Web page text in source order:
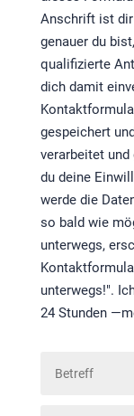
Anschrift ist
genauer du
qualifizierte
dich damit
gespeichert
verarbeitet und
du deine
werde die
so bald wie
unterwegs,
unterwegs!".
24 Stunden